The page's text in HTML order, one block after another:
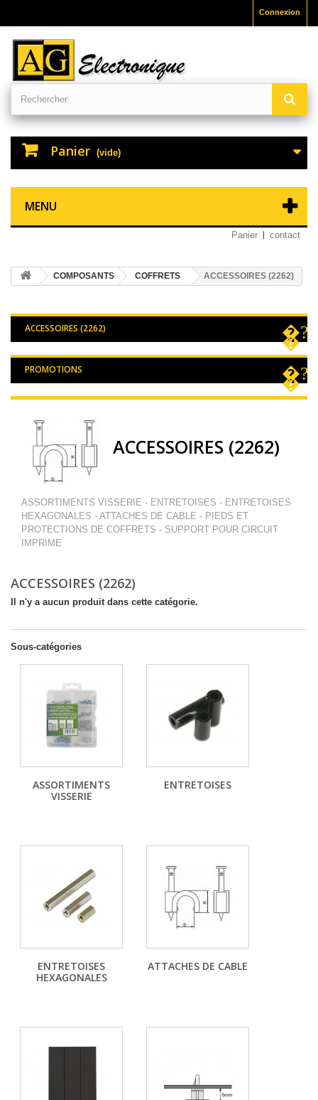
Connexion
Panier (vide)
MENU
Panier contact
COMPOSANTS COFFRETS ACCESSOIRES (2262)
ACCESSOIRES (2262)
PROMOTIONS
ACCESSOIRES (2262)
ASSORTIMENTS VISSERIE - ENTRETOISES - ENTRETOISES
HEXAGONALES - ATTACHES DE CABLE - PIEDS ET
PROTECTIONS DE COFFRETS - SUPPORT POUR CIRCUIT
IMPRIME
ACCESSOIRES (2262)
Il n'y a aucun produit dans cette catégorie.
Sous-catégories
ASSORTIMENTS
VISSERIE
ENTRETOISES
ENTRETOISES
HEXAGONALES
ATTACHES DE CABLE